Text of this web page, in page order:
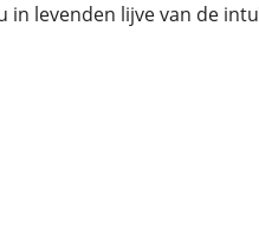
in levenden lijve van de